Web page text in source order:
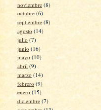
noviembre (8)
octubre (6)
septiembre (8)
agosto (14)
julio (7)
junio (16)
mayo (10)
abril (9)
marzo (14)
febrero (9)
enero (15)
diciembre (7)